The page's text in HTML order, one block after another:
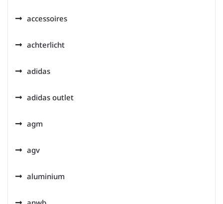
accessoires
achterlicht
adidas
adidas outlet
agm
agv
aluminium